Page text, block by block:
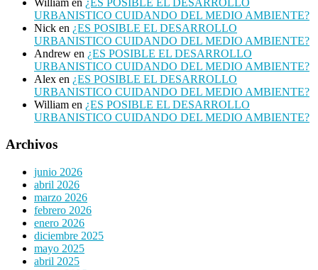
URBANISTICO CUIDANDO DEL MEDIO AMBIENTE?
Nick en ¿ES POSIBLE EL DESARROLLO
URBANISTICO CUIDANDO DEL MEDIO AMBIENTE?
Andrew en ¿ES POSIBLE EL DESARROLLO
URBANISTICO CUIDANDO DEL MEDIO AMBIENTE?
Alex en ¿ES POSIBLE EL DESARROLLO
URBANISTICO CUIDANDO DEL MEDIO AMBIENTE?
William en ¿ES POSIBLE EL DESARROLLO
URBANISTICO CUIDANDO DEL MEDIO AMBIENTE?
Archivos
junio 2026
abril 2026
marzo 2026
febrero 2026
enero 2026
diciembre 2025
mayo 2025
abril 2025